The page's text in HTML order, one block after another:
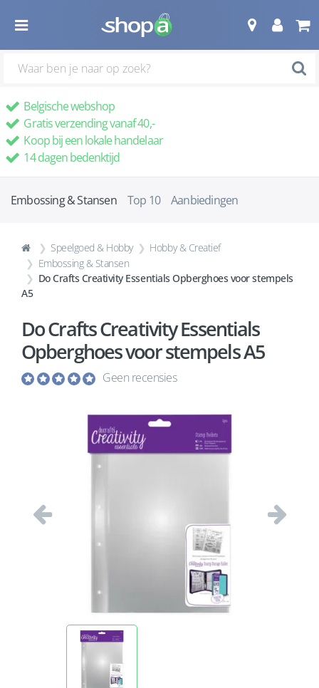
Belgische webshop
Gratis verzending vanaf 40,-
Koop bij een lokale handelaar
14 dagen bedenktijd
Embossing & Stansen Top 10 Aanbiedingen
Speelgoed & Hobby
Hobby & Creatief
Embossing & Stansen
Do Crafts Creativity Essentials Opberghoes voor stempels
A5
Do Crafts Creativity Essentials
Opberghoes voor stempels A5
Geen recensies
Vorige